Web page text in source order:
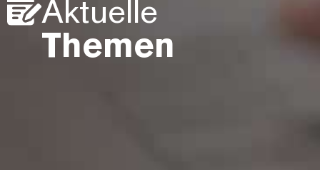
Aktuelle
Themen